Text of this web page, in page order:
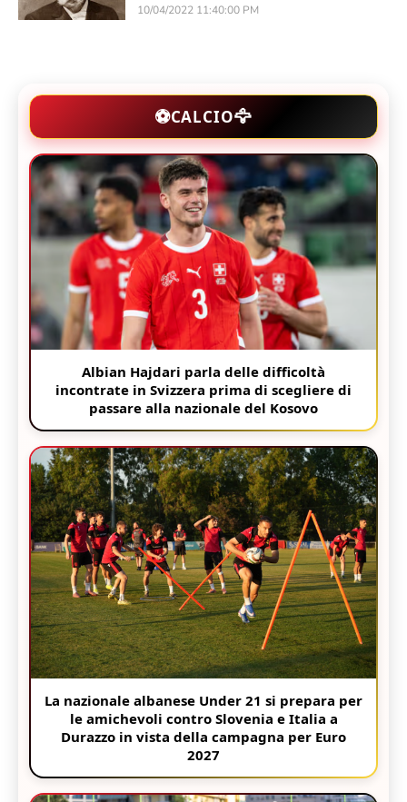
10/04/2022 11:40:00 PM
⚽CALCIO🦅
Albian Hajdari parla delle difficoltà
incontrate in Svizzera prima di scegliere di
passare alla nazionale del Kosovo
La nazionale albanese Under 21 si prepara per
le amichevoli contro Slovenia e Italia a
Durazzo in vista della campagna per Euro
2027